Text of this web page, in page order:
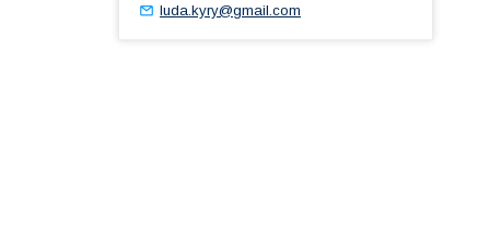
luda.kyry@gmail.com